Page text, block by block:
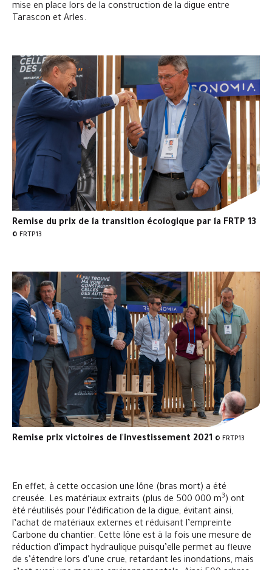
mise en place lors de la construction de la digue entre
Tarascon et Arles.
Remise du prix de la transition écologique par la FRTP 13
© FRTP13
Remise prix victoires de l'investissement 2021 © FRTP13
En effet, à cette occasion une lône (bras mort) a été
creusée. Les matériaux extraits (plus de 500 000 m3) ont
été réutilisés pour l’édification de la digue, évitant ainsi,
l’achat de matériaux externes et réduisant l’empreinte
Carbone du chantier. Cette lône est à la fois une mesure de
réduction d’impact hydraulique puisqu’elle permet au fleuve
de s’étendre lors d’une crue, retardant les inondations, mais